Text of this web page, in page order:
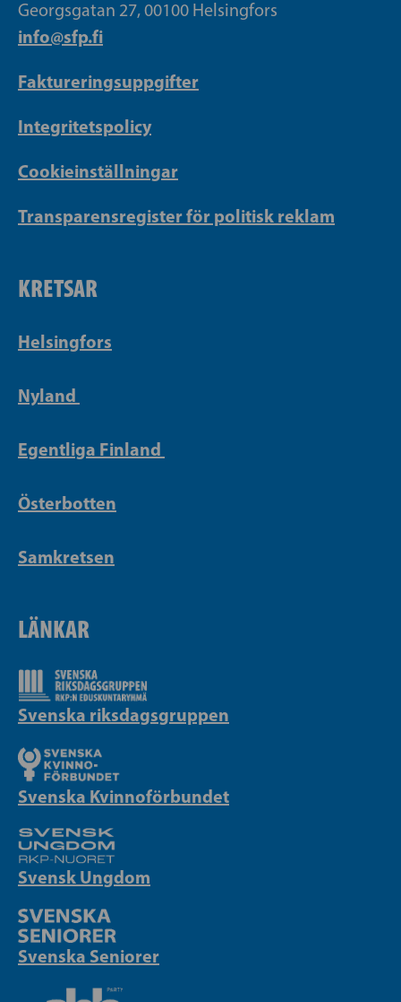
Georgsgatan 27, 00100 Helsingfors
info@sfp.fi
Faktureringsuppgifter
Integritetspolicy
Cookieinställningar
Transparensregister för politisk reklam
KRETSAR
Helsingfors
Nyland
Egentliga Finland
Österbotten
Samkretsen
LÄNKAR
Svenska riksdagsgruppen
Svenska Kvinnoförbundet
Svensk Ungdom
Svenska Seniorer